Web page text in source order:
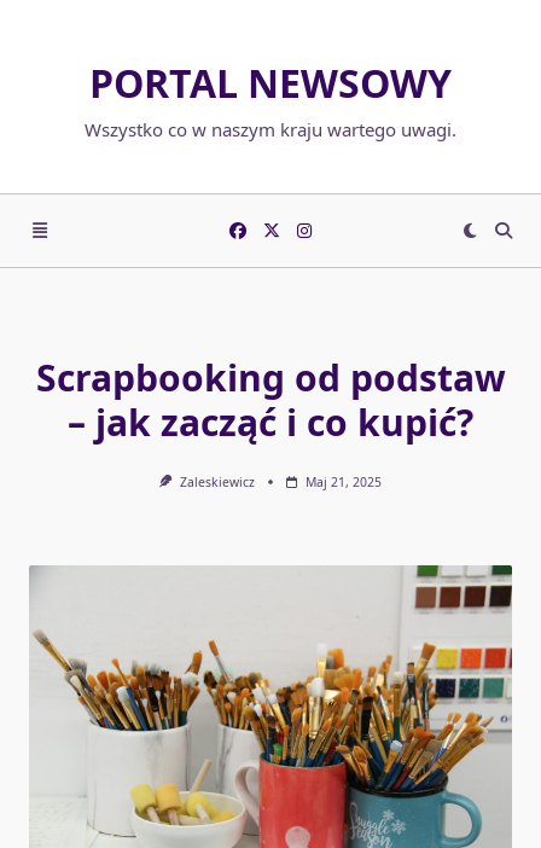
PORTAL NEWSOWY
Wszystko co w naszym kraju wartego uwagi.
Scrapbooking od podstaw
– jak zacząć i co kupić?
Zaleskiewicz Maj 21, 2025